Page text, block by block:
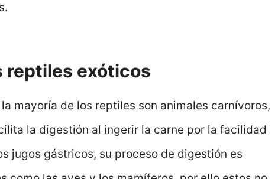
reptiles exóticos
mayoría de los reptiles son animales carnívoros,
la digestión al ingerir la carne por la facilidad
jugos gástricos, su proceso de digestión es